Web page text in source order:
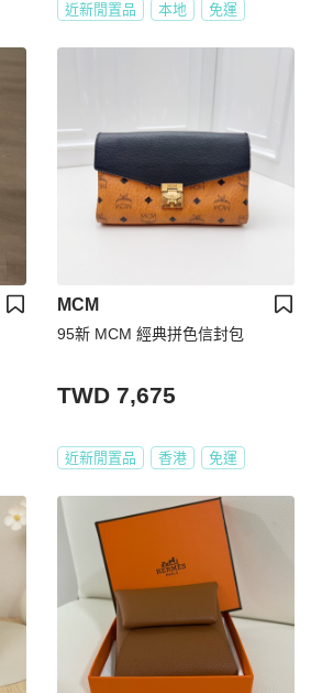
近新閒置品 本地 免運
MCM
95新 MCM 經典拼色信封包
TWD 7,675
近新閒置品 香港 免運